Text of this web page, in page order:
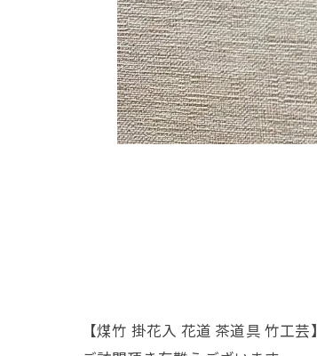
【煤竹 掛花入 花道 茶道具 竹工芸】